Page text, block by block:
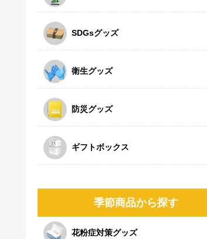
SDGsグッズ
衛生グッズ
防災グッズ
ギフトボックス
季節商品から探す
花粉症対策グッズ